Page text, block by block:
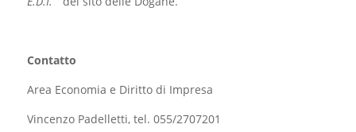
Contatto
Area Economia e Diritto di Impresa
Vincenzo Padelletti, tel. 055/2707201